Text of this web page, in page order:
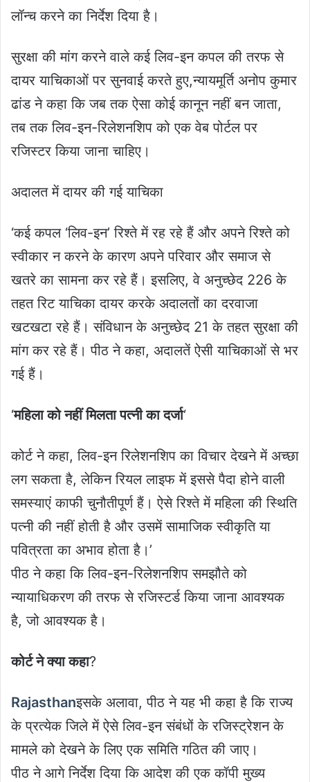
लॉन्च करने का निर्देश दिया है।
सुरक्षा की मांग करने वाले कई लिव-इन कपल की तरफ से
दायर याचिकाओं पर सुनवाई करते हुए,न्यायमूर्ति अनोप कुमार
ढांड ने कहा कि जब तक ऐसा कोई कानून नहीं बन जाता,
तब तक लिव-इन-रिलेशनशिप को एक वेब पोर्टल पर
रजिस्टर किया जाना चाहिए।
अदालत में दायर की गई याचिका
‘कई कपल ‘लिव-इन’ रिश्ते में रह रहे हैं और अपने रिश्ते को
स्वीकार न करने के कारण अपने परिवार और समाज से
खतरे का सामना कर रहे हैं। इसलिए, वे अनुच्छेद 226 के
तहत रिट याचिका दायर करके अदालतों का दरवाजा
खटखटा रहे हैं। संविधान के अनुच्छेद 21 के तहत सुरक्षा की
मांग कर रहे हैं। पीठ ने कहा, अदालतें ऐसी याचिकाओं से भर
गई हैं।
‘महिला को नहीं मिलता पत्नी का दर्जा‘
कोर्ट ने कहा, लिव-इन रिलेशनशिप का विचार देखने में अच्छा
लग सकता है, लेकिन रियल लाइफ में इससे पैदा होने वाली
समस्याएं काफी चुनौतीपूर्ण हैं। ऐसे रिश्ते में महिला की स्थिति
पत्नी की नहीं होती है और उसमें सामाजिक स्वीकृति या
पवित्रता का अभाव होता है।’
पीठ ने कहा कि लिव-इन-रिलेशनशिप समझौते को
न्यायाधिकरण की तरफ से रजिस्टर्ड किया जाना आवश्यक
है, जो आवश्यक है।
कोर्ट ने क्या कहा?
Rajasthanइसके अलावा, पीठ ने यह भी कहा है कि राज्य
के प्रत्येक जिले में ऐसे लिव-इन संबंधों के रजिस्ट्रेशन के
मामले को देखने के लिए एक समिति गठित की जाए।
पीठ ने आगे निर्देश दिया कि आदेश की एक कॉपी मुख्य